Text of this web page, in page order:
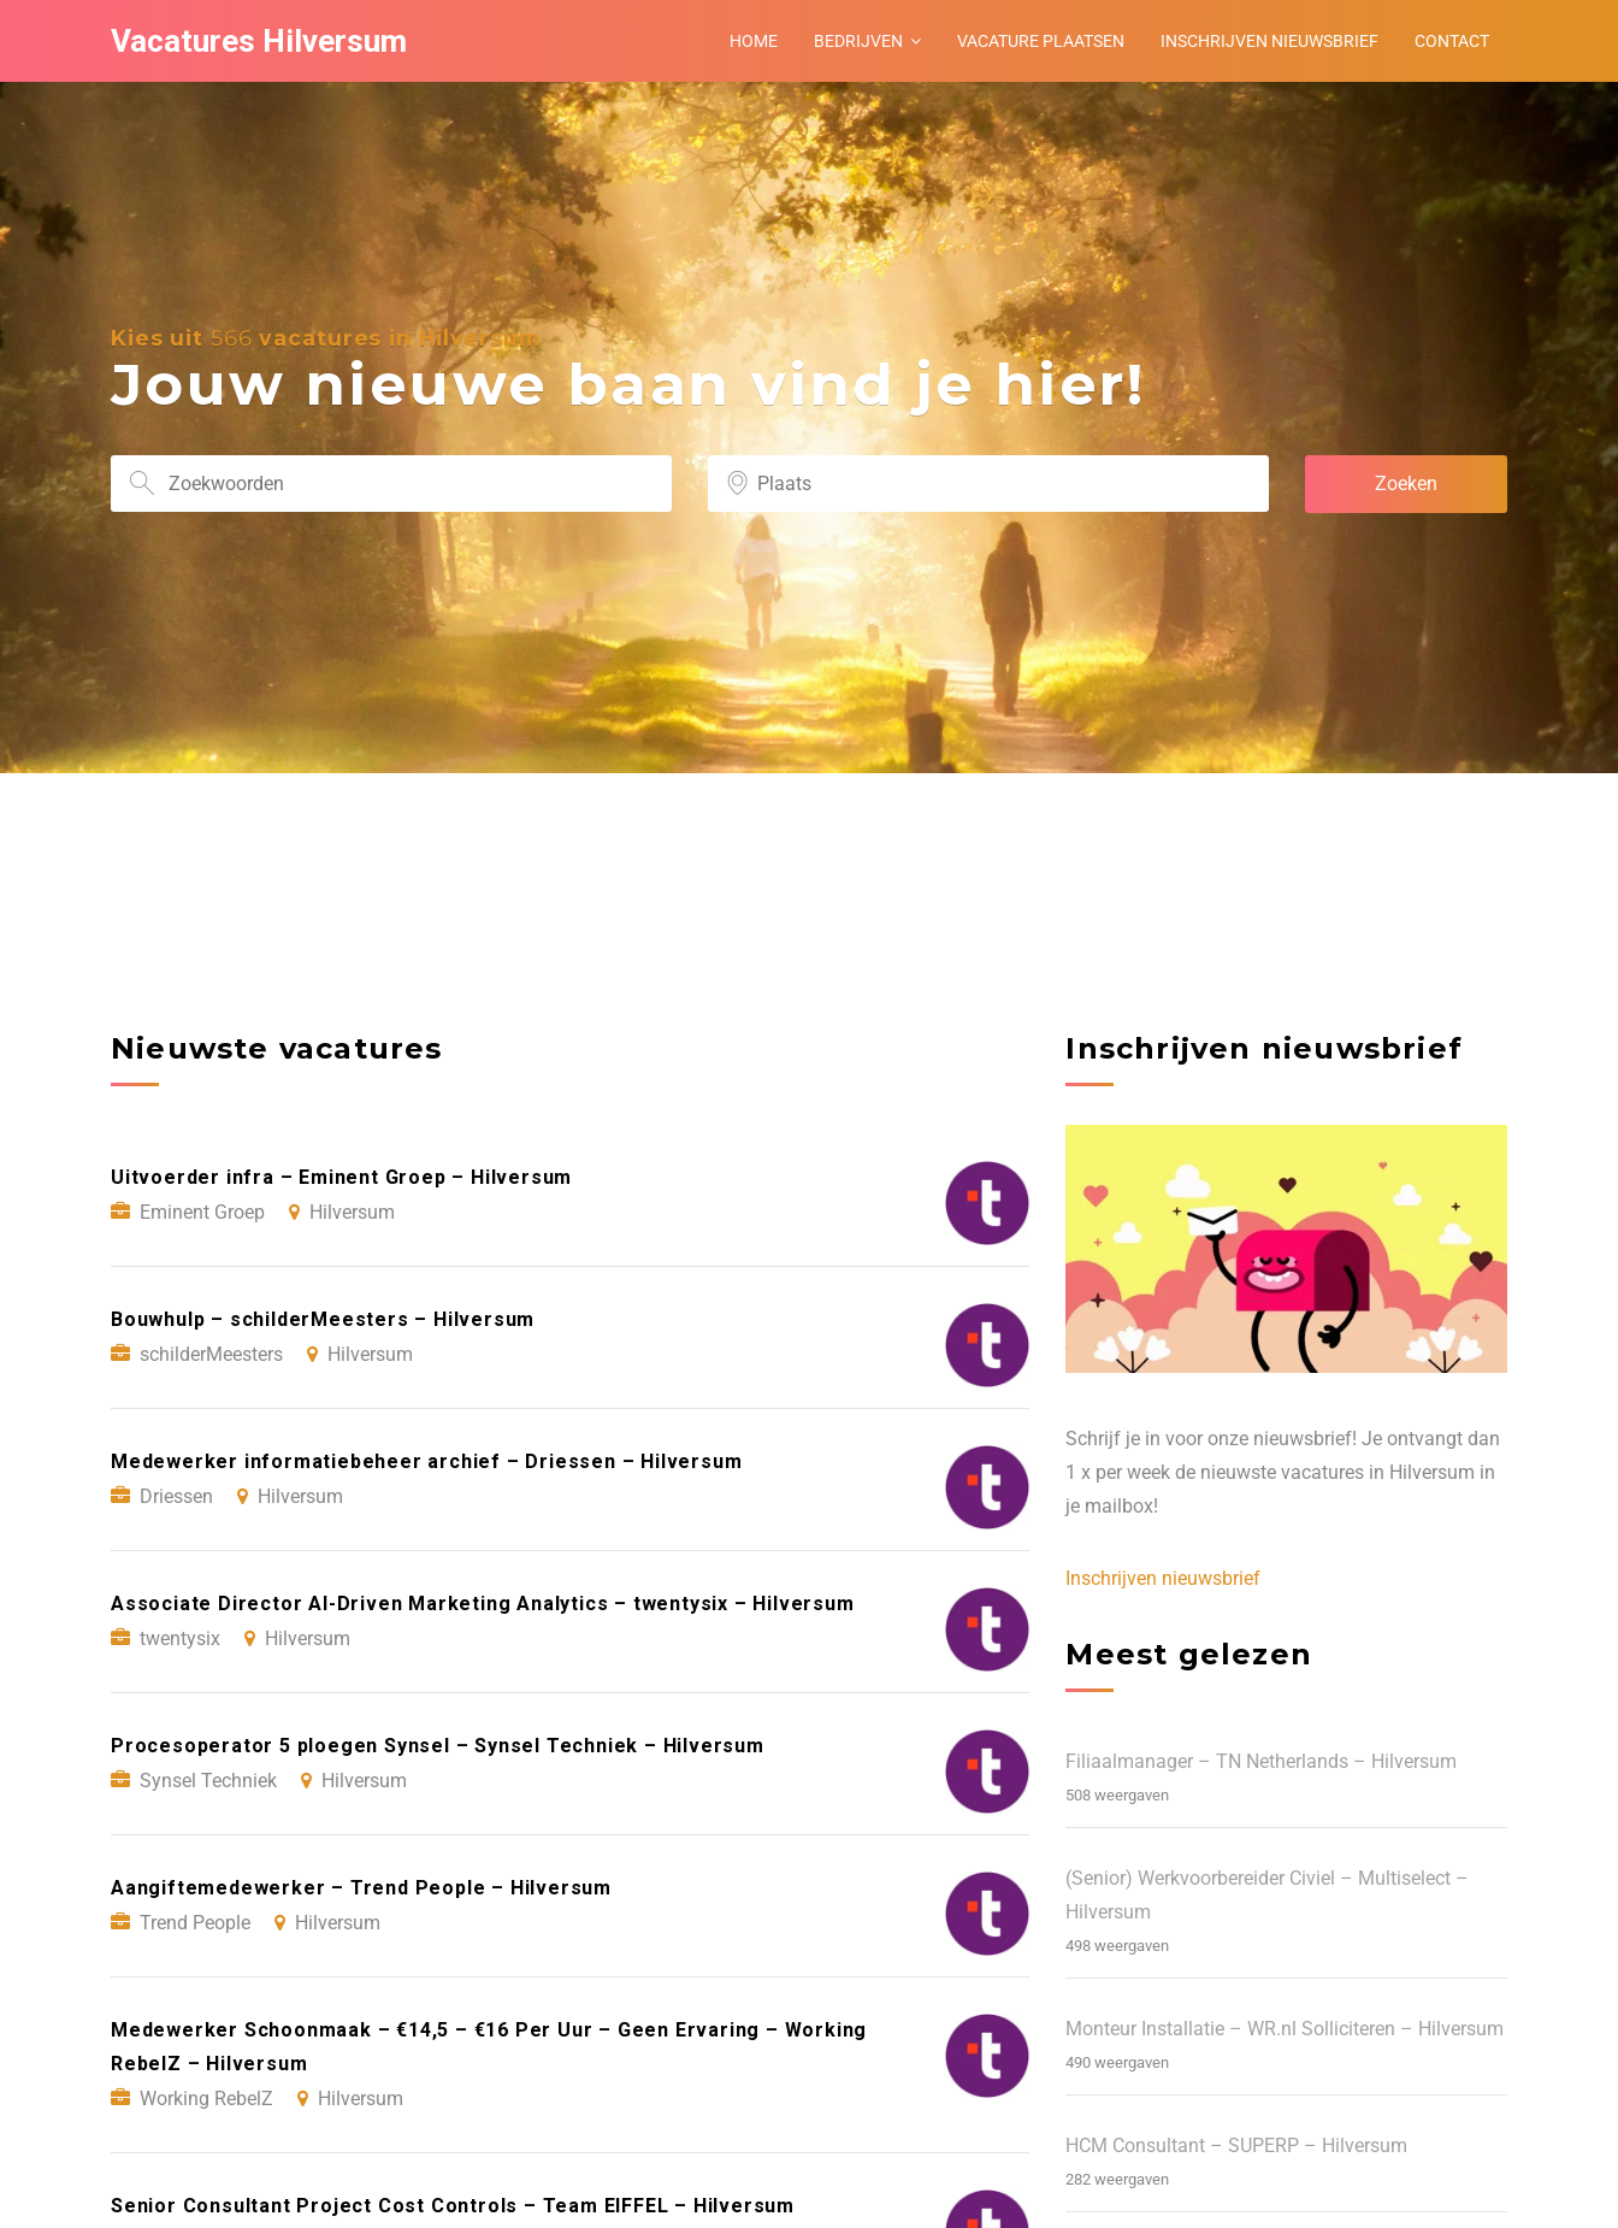
Vacatures Hilversum HOME BEDRIJVEN VACATURE PLAATSEN INSCHRIJVEN NIEUWSBRIEF CONTACT
Kies uit 566 vacatures in Hilversum
Jouw nieuwe baan vind je hier!
Nieuwste vacatures
Uitvoerder infra – Eminent Groep – Hilversum
Eminent Groep
Hilversum
Bouwhulp – schilderMeesters – Hilversum
schilderMeesters
Hilversum
Medewerker informatiebeheer archief – Driessen – Hilversum
Driessen
Hilversum
Associate Director AI-Driven Marketing Analytics – twentysix – Hilversum
twentysix
Hilversum
Procesoperator 5 ploegen Synsel – Synsel Techniek – Hilversum
Synsel Techniek
Hilversum
Aangiftemedewerker – Trend People – Hilversum
Trend People
Hilversum
Medewerker Schoonmaak – €14,5 – €16 Per Uur – Geen Ervaring – Working
RebelZ – Hilversum
Working RebelZ
Hilversum
Senior Consultant Project Cost Controls – Team EIFFEL – Hilversum
Inschrijven nieuwsbrief
Schrijf je in voor onze nieuwsbrief! Je ontvangt dan
1 x per week de nieuwste vacatures in Hilversum in
je mailbox!
Inschrijven nieuwsbrief
Meest gelezen
Filiaalmanager – TN Netherlands – Hilversum
508 weergaven
(Senior) Werkvoorbereider Civiel – Multiselect –
Hilversum
498 weergaven
Monteur Installatie – WR.nl Solliciteren – Hilversum
490 weergaven
HCM Consultant – SUPERP – Hilversum
282 weergaven